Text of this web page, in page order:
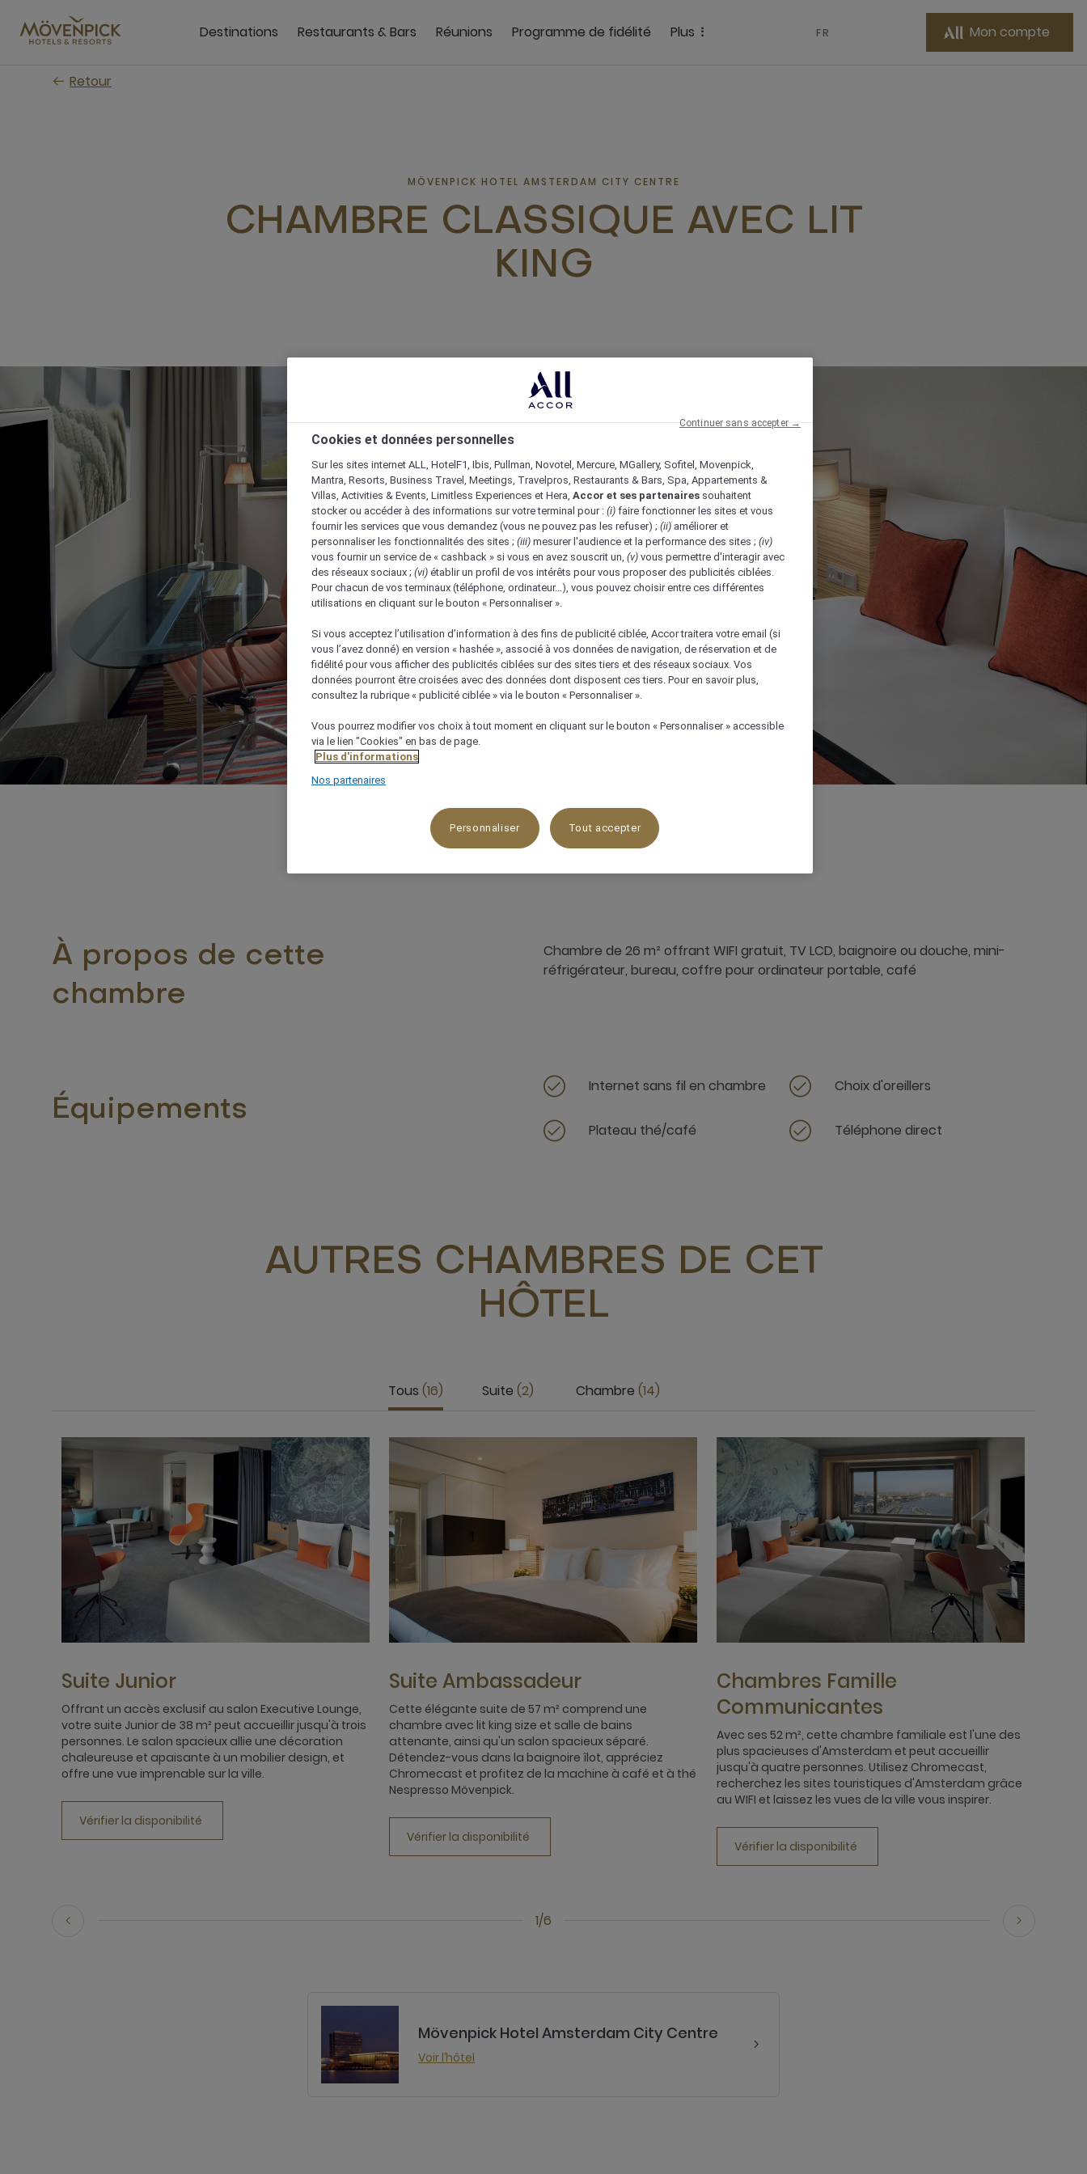
contenu
Destinations Restaurants & Bars Réunions Programme de fidélité Plus FR Mon compte
Retour
MÖVENPICK HOTEL AMSTERDAM CITY CENTRE
CHAMBRE CLASSIQUE AVEC LIT
KING
26 m² 3 x
À propos de cette
chambre
Chambre de 26 m² offrant WIFI gratuit, TV LCD, baignoire ou douche, mini-
réfrigérateur, bureau, coffre pour ordinateur portable, café
Équipements
Internet sans fil en chambre Choix d'oreillers
Plateau thé/café Téléphone direct
AUTRES CHAMBRES DE CET
HÔTEL
Tous 16 Suite 2 Chambre 14
1/6
Suite Junior
Offrant un accès exclusif au salon Executive Lounge,
votre suite Junior de 38 m² peut accueillir jusqu'à trois
personnes. Le salon spacieux allie une décoration
chaleureuse et apaisante à un mobilier design, et
offre une vue imprenable sur la ville.
Vérifier la disponibilité
Suite Ambassadeur
Cette élégante suite de 57 m² comprend une
chambre avec lit king size et salle de bains
attenante, ainsi qu'un salon spacieux séparé.
Détendez-vous dans la baignoire îlot, appréciez
Chromecast et profitez de la machine à café et à thé
Nespresso Mövenpick.
Vérifier la disponibilité
Chambres Famille
Communicantes
Avec ses 52 m², cette chambre familiale est l'une des
plus spacieuses d'Amsterdam et peut accueillir
jusqu'à quatre personnes. Utilisez Chromecast,
recherchez les sites touristiques d'Amsterdam grâce
au WIFI et laissez les vues de la ville vous inspirer.
Vérifier la disponibilité
Mövenpick Hotel Amsterdam City Centre
Voir l’hôtel
Cookies et données personnelles
Sur les sites internet ALL, HotelF1, Ibis, Pullman, Novotel, Mercure, MGallery, Sofitel, Movenpick,
Mantra, Resorts, Business Travel, Meetings, Travelpros, Restaurants & Bars, Spa, Appartements &
Villas, Activities & Events, Limitless Experiences et Hera, Accor et ses partenaires souhaitent
stocker ou accéder à des informations sur votre terminal pour : (i) faire fonctionner les sites et vous
fournir les services que vous demandez (vous ne pouvez pas les refuser) ; (ii) améliorer et
personnaliser les fonctionnalités des sites ; (iii) mesurer l'audience et la performance des sites ; (iv)
vous fournir un service de « cashback » si vous en avez souscrit un, (v) vous permettre d'interagir avec
des réseaux sociaux ; (vi) établir un profil de vos intérêts pour vous proposer des publicités ciblées.
Pour chacun de vos terminaux (téléphone, ordinateur…), vous pouvez choisir entre ces différentes
utilisations en cliquant sur le bouton « Personnaliser ».
Si vous acceptez l’utilisation d’information à des fins de publicité ciblée, Accor traitera votre email (si
vous l’avez donné) en version « hashée », associé à vos données de navigation, de réservation et de
fidélité pour vous afficher des publicités ciblées sur des sites tiers et des réseaux sociaux. Vos
données pourront être croisées avec des données dont disposent ces tiers. Pour en savoir plus,
consultez la rubrique « publicité ciblée » via le bouton « Personnaliser ».
Vous pourrez modifier vos choix à tout moment en cliquant sur le bouton « Personnaliser » accessible
via le lien "Cookies" en bas de page.
Plus d'informations
Nos partenaires
Personnaliser Tout accepter
Continuer sans accepter →